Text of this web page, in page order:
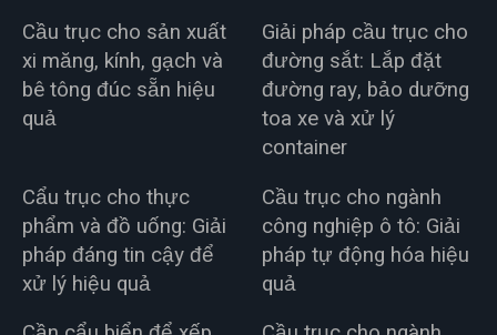
Cầu trục cho sản xuất
xi măng, kính, gạch và
bê tông đúc sẵn hiệu
quả
Giải pháp cầu trục cho
đường sắt: Lắp đặt
đường ray, bảo dưỡng
toa xe và xử lý
container
Cẩu trục cho thực
phẩm và đồ uống: Giải
pháp đáng tin cậy để
xử lý hiệu quả
Cầu trục cho ngành
công nghiệp ô tô: Giải
pháp tự động hóa hiệu
quả